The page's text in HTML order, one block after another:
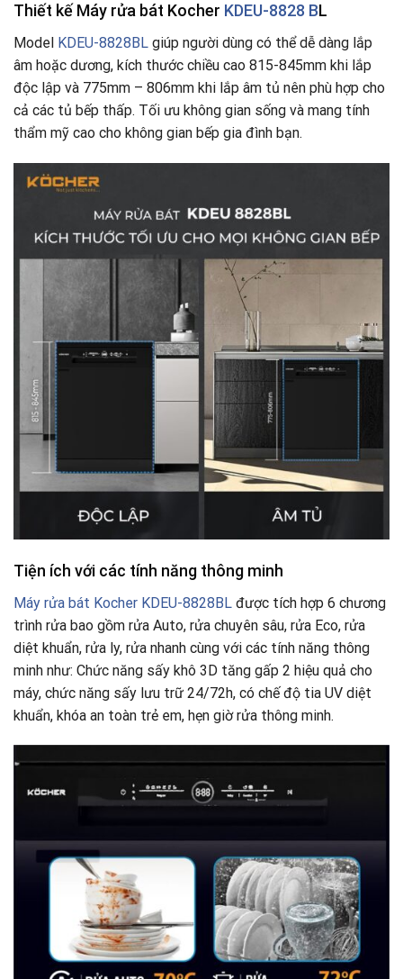
Thiết kế Máy rửa bát Kocher KDEU-8828 BL
Model KDEU-8828BL giúp người dùng có thể dễ dàng lắp
âm hoặc dương, kích thước chiều cao 815-845mm khi lắp
độc lập và 775mm – 806mm khi lắp âm tủ nên phù hợp cho
cả các tủ bếp thấp. Tối ưu không gian sống và mang tính
thẩm mỹ cao cho không gian bếp gia đình bạn.
Tiện ích với các tính năng thông minh
Máy rửa bát Kocher KDEU-8828BL được tích hợp 6 chương
trình rửa bao gồm rửa Auto, rửa chuyên sâu, rửa Eco, rửa
diệt khuẩn, rửa ly, rửa nhanh cùng với các tính năng thông
minh như: Chức năng sấy khô 3D tăng gấp 2 hiệu quả cho
máy, chức năng sấy lưu trữ 24/72h, có chế độ tia UV diệt
khuẩn, khóa an toàn trẻ em, hẹn giờ rửa thông minh.